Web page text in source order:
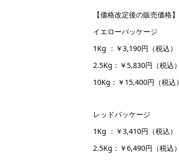
【価格改定後の販売価格】
イエローパッケージ
1Kg ：￥3,190円（税込）
2.5Kg：￥5,830円（税込）
10Kg：￥15,400円（税込）
レッドパッケージ
1Kg ：￥3,410円（税込）
2.5Kg：￥6,490円（税込）